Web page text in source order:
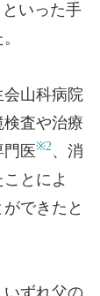
いった手
山科病院
査や治療
門医※2、消
とによ
できたと
ずれ父の